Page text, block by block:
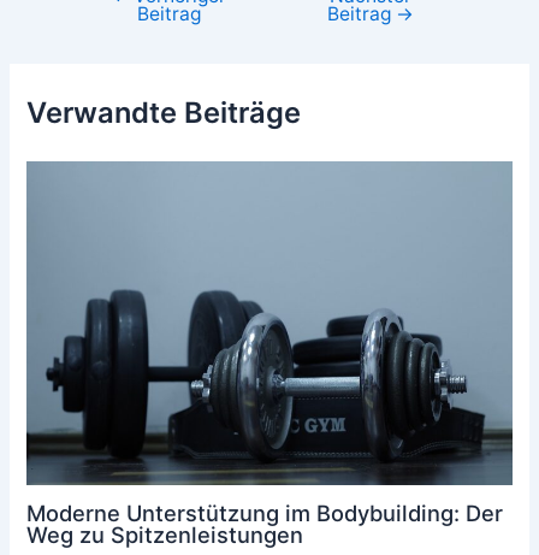
Beitrag Beitrag →
Verwandte Beiträge
Moderne Unterstützung im Bodybuilding: Der
Weg zu Spitzenleistungen